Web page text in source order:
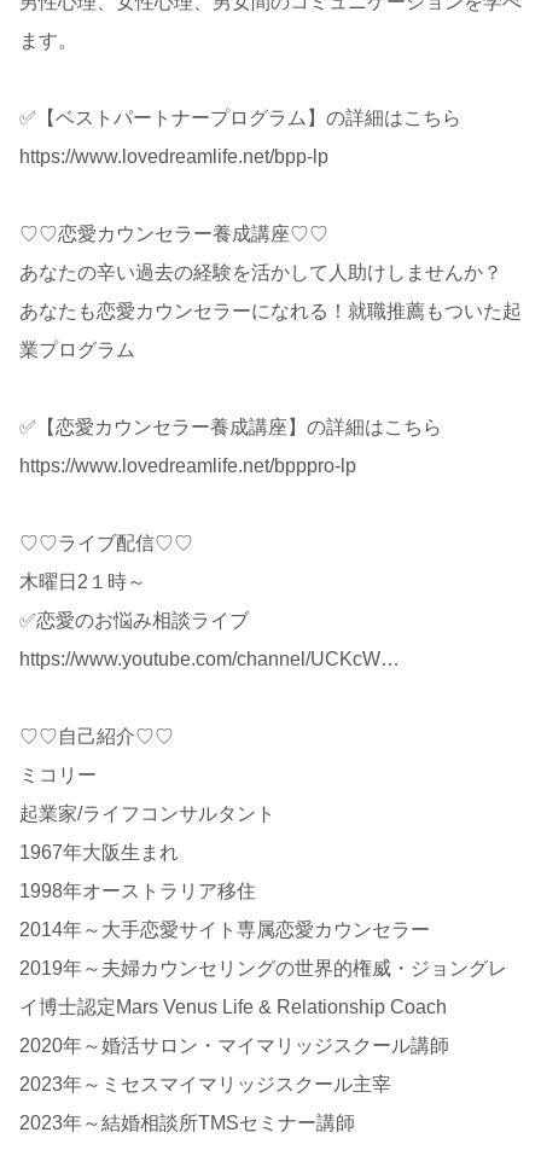
ます。
✅【ベストパートナープログラム】の詳細はこちら
https://www.lovedreamlife.net/bpp-lp
♡♡恋愛カウンセラー養成講座♡♡
あなたの辛い過去の経験を活かして人助けしませんか？
あなたも恋愛カウンセラーになれる！就職推薦もついた起
業プログラム
✅【恋愛カウンセラー養成講座】の詳細はこちら
https://www.lovedreamlife.net/bpppro-lp
♡♡ライブ配信♡♡
木曜日2１時～
✅恋愛のお悩み相談ライブ
https://www.youtube.com/channel/UCKcW…
♡♡自己紹介♡♡
ミコリー
起業家/ライフコンサルタント
1967年大阪生まれ
1998年オーストラリア移住
2014年～大手恋愛サイト専属恋愛カウンセラー
2019年～夫婦カウンセリングの世界的権威・ジョングレ
イ博士認定Mars Venus Life & Relationship Coach
2020年～婚活サロン・マイマリッジスクール講師
2023年～ミセスマイマリッジスクール主宰
2023年～結婚相談所TMSセミナー講師